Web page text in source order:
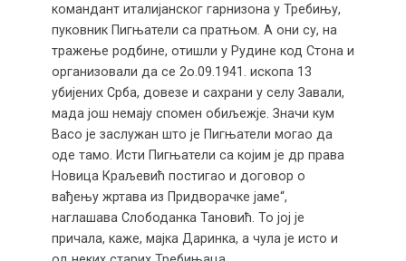
командант италијанског гарнизона у Требињу,
пуковник Пигњатели са пратњом. А они су, на
тражење родбине, отишли у Рудине код Стона и
организовали да се 2о.09.1941. ископа 13
убијених Срба, довезе и сахрани у селу Завали,
мада још немају спомен обиљежје. Значи кум
Васо је заслужан што је Пигњатели могао да
оде тамо. Исти Пигњатели са којим је др права
Новица Краљевић постигао и договор о
вађењу жртава из Придворачке јаме“,
наглашава Слободанка Тановић. То јој је
причала, каже, мајка Даринка, а чула је исто и